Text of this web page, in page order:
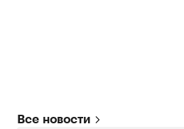
Все новости